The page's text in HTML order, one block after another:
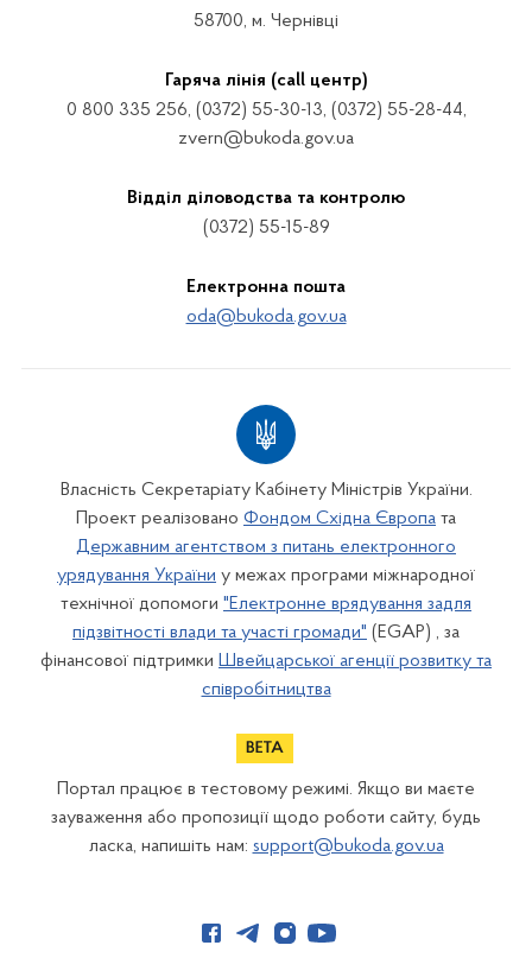
58700, м. Чернівці
Гаряча лінія (call центр)
0 800 335 256, (0372) 55-30-13, (0372) 55-28-44,
zvern@bukoda.gov.ua
Відділ діловодства та контролю
(0372) 55-15-89
Електронна пошта
oda@bukoda.gov.ua
Власність Секретаріату Кабінету Міністрів України.
Проект реалізовано Фондом Східна Європа та
Державним агентством з питань електронного
урядування України у межах програми міжнародної
технічної допомоги "Електронне врядування задля
підзвітності влади та участі громади" (EGAP) , за
фінансової підтримки Швейцарської агенції розвитку та
співробітництва
Портал працює в тестовому режимі. Якщо ви маєте
зауваження або пропозиції щодо роботи сайту, будь
ласка, напишіть нам: support@bukoda.gov.ua